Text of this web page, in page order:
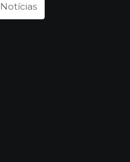
Notícias